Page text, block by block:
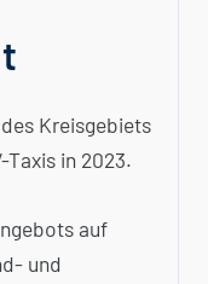
Kreisgebiets
Taxis in 2023.
auf
und